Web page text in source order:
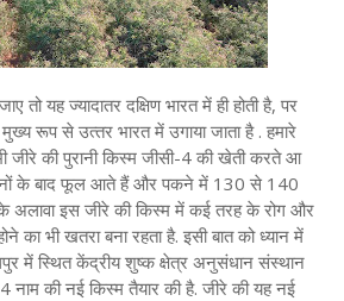
तो यह ज्‍यादातर दक्षिण भारत में ही होती है, पर
रूप से उत्‍तर भारत में उगाया जाता है . हमारे
जीरे की पुरानी किस्म जीसी-4 की खेती करते आ
के बाद फूल आते हैं और पकने में 130 से 140
अलावा इस जीरे की किस्‍म में कई तरह के रोग और
का भी खतरा बना रहता है. इसी बात को ध्यान में
में स्थित केंद्रीय शुष्क क्षेत्र अनुसंधान संस्थान
नाम की नई किस्म तैयार की है. जीरे की यह नई